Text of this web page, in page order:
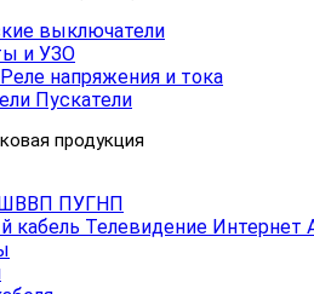
выключатели
и УЗО
напряжения и тока
Пускатели
продукция
ПУГНП
кабель Телевидение Интернет